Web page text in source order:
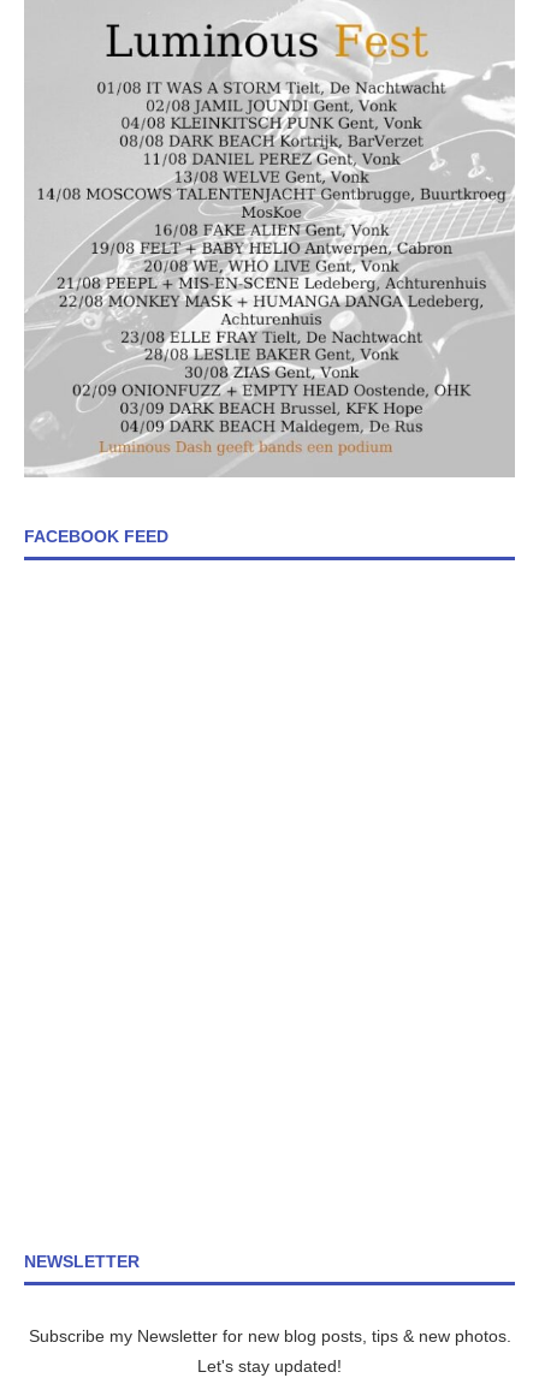
FACEBOOK FEED
NEWSLETTER
Subscribe my Newsletter for new blog posts, tips & new photos.
Let's stay updated!